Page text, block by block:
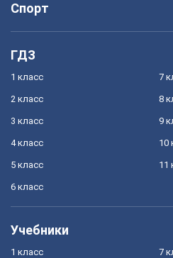
Спорт
ГДЗ
1 класс
2 класс
3 класс
4 класс
5 класс
6 класс
7
8
9
10
11
Учебники
1 класс 7